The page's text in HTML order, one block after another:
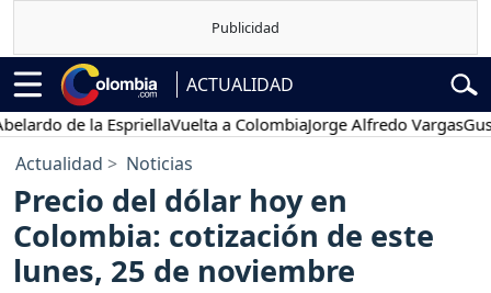
ACTUALIDAD
de la EspriellaVuelta a ColombiaJorge Alfredo VargasGustavo
Actualidad Noticias
Precio del dólar hoy en
Colombia: cotización de este
lunes, 25 de noviembre